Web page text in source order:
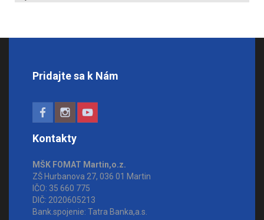
Pridajte sa k Nám
Kontakty
MŠK FOMAT Martin,o.z.
ZŠ Hurbanova 27, 036 01 Martin
IČO: 35 660 775
DIČ: 2020605213
Bank.spojenie: Tatra Banka,a.s.